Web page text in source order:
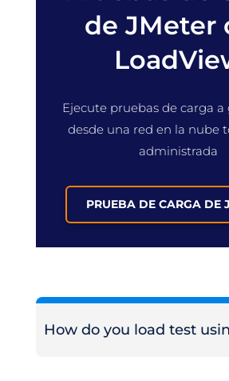
de JMeter
Ejecute pruebas de carga a
desde una red en la nube
administrada
PRUEBA DE CARGA DE
How do you load test